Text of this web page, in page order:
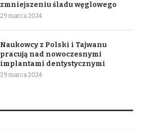
zmniejszeniu śladu węglowego
29 marca 2024
Naukowcy z Polski i Tajwanu
pracują nad nowoczesnymi
implantami dentystycznymi
29 marca 2024